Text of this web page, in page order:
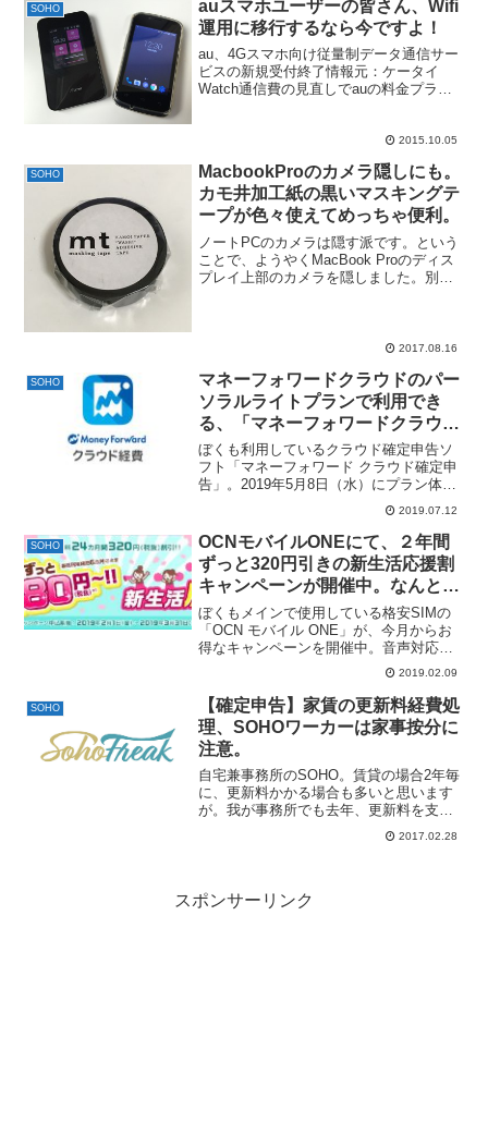
SOHO
auスマホユーザーの皆さん、Wifi
運用に移行するなら今ですよ！
au、4Gスマホ向け従量制データ通信サー
ビスの新規受付終了情報元：ケータイ
Watch通信費の見直しでauの料金プラン
この時が来たかと思いましたね。現在、3
2015.10.05
SOHO
MacbookProのカメラ隠しにも。
カモ井加工紙の黒いマスキングテ
ープが色々使えてめっちゃ便利。
ノートPCのカメラは隠す派です。という
ことで、ようやくMacBook Proのディス
プレイ上部のカメラを隠しました。別に
2017.08.16
SOHO
マネーフォワードクラウドのパー
ソラルライトプランで利用でき
る、「マネーフォワードクラウド
経費」を利用してみたら、一人事
業主でも時短できそうだった件。
ぼくも利用しているクラウド確定申告ソ
フト「マネーフォワード クラウド確定申
告」。2019年5月8日（水）にプラン体型
の変更があり、一番基本的な「ベーシッ
クプラン」を契約していた個人事業主
は、強制的に「パーソナルライト プラ
ン」へ変更となりま...
2019.07.12
SOHO
OCNモバイルONEにて、２年間
ずっと320円引きの新生活応援割
キャンペーンが開催中。なんと容
量シェアの追加SIMも対象。〜
3/31まで。
ぼくもメインで使用している格安SIMの
「OCN モバイル ONE」が、今月からお
得なキャンペーンを開催中。音声対応
SIM限定ですが、なんと、2年間（24ヶ月
間）月額基本料が320円（税抜）割引‼️
つまり、２年間で7,680円お得になりま
す...
2019.02.09
SOHO
【確定申告】家賃の更新料経費処
理、SOHOワーカーは家事按分に
注意。
自宅兼事務所のSOHO。賃貸の場合2年毎
に、更新料かかる場合も多いと思います
が。我が事務所でも去年、更新料を支払
っていたのでどういった処理をするべき
か調べたところ多額の場合は「権利
2017.02.28
スポンサーリンク